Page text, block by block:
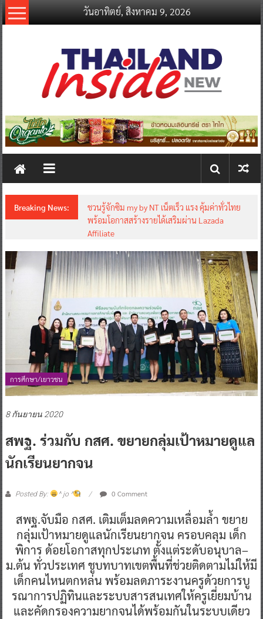
Skip
to
วันอาทิตย์, สิงหาคม 9, 2026
thailandinsidenew.com
Thailand
New
Breaking News:
ชวนรู้จักซิม my by NT เน็ตเร็ว แรง คุ้มค่าทั่วไทย
พร้อมโอกาสสร้างรายได้เสริมผ่าน Lazada
Affiliate
การศึกษา/เยาวชน
8 กันยายน 2020
สพฐ. ร่วมกับ กสศ. ขยายกลุ่มเป้าหมายดูแล
นักเรียนยากจน
Posted By: ^ jo ^ 0 Comment
สพฐ.จับมือ กสศ. เติมเต็มลดความเหลื่อมล้ำ ขยาย
กลุ่มเป้าหมายดูแลนักเรียนยากจน ครอบคลุม เด็ก
พิการ ด้อยโอกาสทุกประเภท ตั้งแต่ระดับอนุบาล–
ม.ต้น ทั่วประเทศ ชูบทบาทเขตพื้นที่ช่วยติดตามไม่ให้มี
เด็กคนไหนตกหล่น พร้อมลดภาระงานครูด้วยการบู
รณาการปฏิทินและระบบสารสนเทศให้ครูเยี่ยมบ้าน
และคัดกรองความยากจนได้พร้อมกันในระบบเดียว